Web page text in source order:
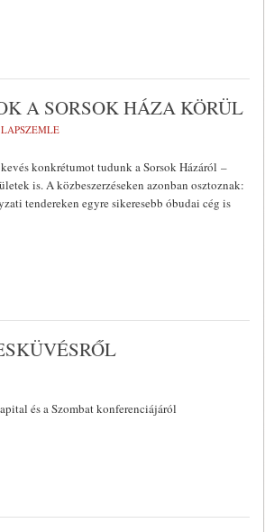
A SORSOK HÁZA KÖRÜL
konkrétumot tudunk a Sorsok Házáról –
is. A közbeszerzéseken azonban osztoznak:
tendereken egyre sikeresebb óbudai cég is
és a Szombat konferenciájáról